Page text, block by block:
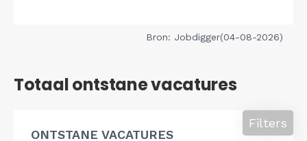
Bron: Jobdigger(04-08-2026)
Totaal ontstane vacatures
ONTSTANE VACATURES
Filters